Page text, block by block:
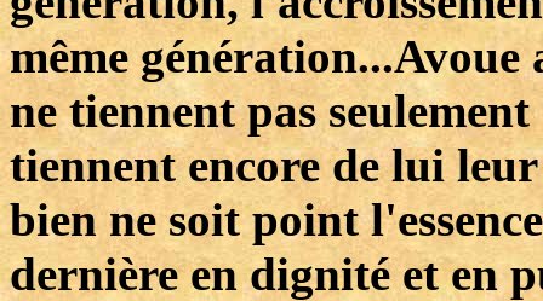
même génération...Avoue
ne tiennent pas
tiennent encore de lui
bien ne soit point
dernière en dignité et en